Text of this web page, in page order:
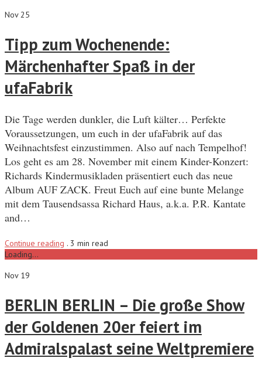
Nov 25
Tipp zum Wochenende:
Märchenhafter Spaß in der
ufaFabrik
Die Tage werden dunkler, die Luft kälter… Perfekte
Voraussetzungen, um euch in der ufaFabrik auf das
Weihnachtsfest einzustimmen. Also auf nach Tempelhof!
Los geht es am 28. November mit einem Kinder-Konzert:
Richards Kindermusikladen präsentiert euch das neue
Album AUF ZACK. Freut Euch auf eine bunte Melange
mit dem Tausendsassa Richard Haus, a.k.a. P.R. Kantate
and…
Continue reading . 3 min read
Loading...
Nov 19
BERLIN BERLIN – Die große Show
der Goldenen 20er feiert im
Admiralspalast seine Weltpremiere